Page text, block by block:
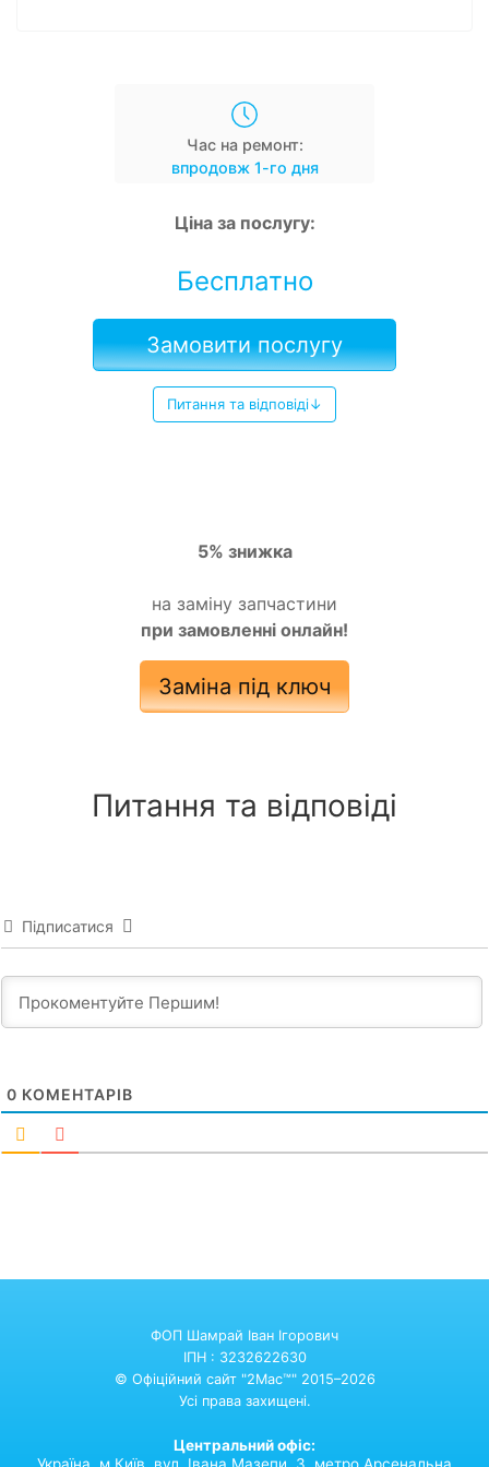
Час на ремонт:
впродовж 1-го дня
Ціна за послугу:
Бесплатно
Замовити послугу
Питання та відповіді↓
5% знижка
на заміну запчастини
при замовленні онлайн!
Заміна під ключ
Питання та відповіді
Підписатися
0 КОМЕНТАРІВ
ФОП Шамрай Іван Ігорович
ІПН : 3232622630
© Офіційний сайт "2Mac™" 2015–2026
Усі права захищені.
Центральний офіс:
Україна,
м.Київ, вул. Івана Мазепи, 3. метро Арсенальна